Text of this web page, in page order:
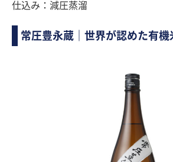
仕込み：減圧蒸溜
常圧豊永蔵｜世界が認めた有機